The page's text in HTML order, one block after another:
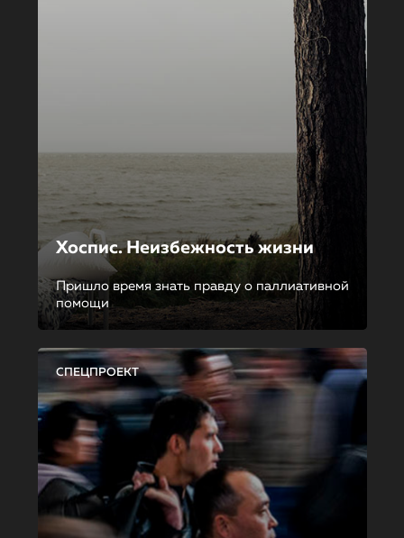
Хоспис. Неизбежность жизни
Пришло время знать правду о паллиативной
помощи
СПЕЦПРОЕКТ